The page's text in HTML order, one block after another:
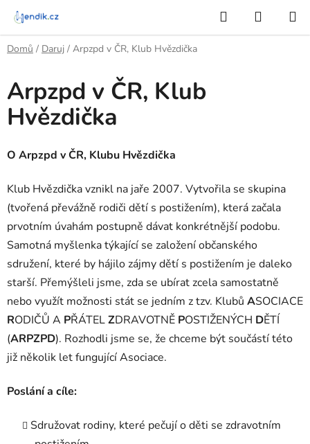
Přejít
obsah
Hledat
KOŠÍK
Domů / Daruj / Arpzpd v ČR, Klub Hvězdička
Arpzpd v ČR, Klub
Hvězdička
O Arpzpd v ČR, Klubu Hvězdička
Klub Hvězdička vznikl na jaře 2007. Vytvořila se skupina
(tvořená převážně rodiči dětí s postižením), která začala
prvotním úvahám postupně dávat konkrétnější podobu.
Samotná myšlenka týkající se založení občanského
sdružení, které by hájilo zájmy dětí s postižením je daleko
starší. Přemýšleli jsme, zda se ubírat zcela samostatně
nebo využít možnosti stát se jedním z tzv. Klubů ASOCIACE
RODIČŮ A PŘÁTELZDRAVOTNĚ POSTIŽENÝCH DĚTÍ
(ARPZPD). Rozhodli jsme se, že chceme být součástí této
již několik let fungující Asociace.
Poslání a cíle:
Sdružovat rodiny, které pečují o děti se zdravotním